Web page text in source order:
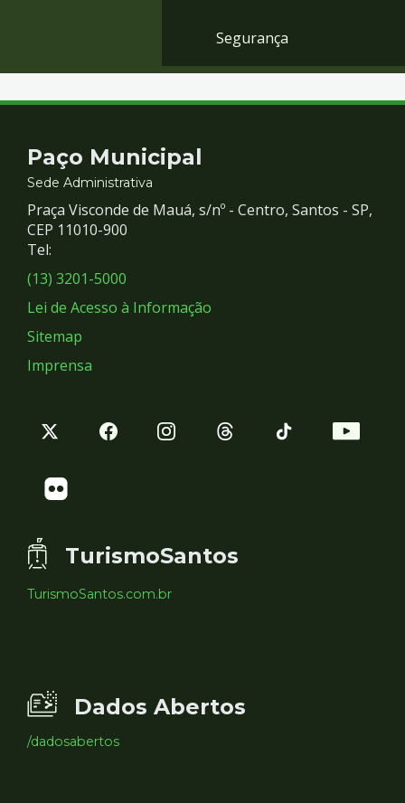
Segurança
Contato
e
Redes
Sociais
Paço Municipal
Sede Administrativa
Praça Visconde de Mauá, s/nº - Centro, Santos - SP,
CEP 11010-900
Tel:
(13) 3201-5000
Lei de Acesso à Informação
Sitemap
Imprensa
TurismoSantos
TurismoSantos.com.br
Dados Abertos
/dadosabertos